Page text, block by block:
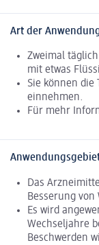
Art der
Zweimal
mit etwas
Sie können die
einnehmen.
Für mehr
Das
Besserung von
Es wird
Wechseljahre
Beschwerden